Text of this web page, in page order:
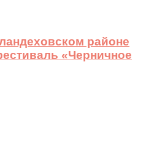
районе
«Черничное